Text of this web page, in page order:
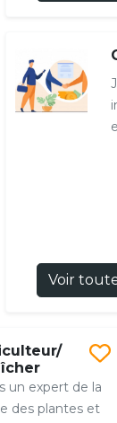
Voir
un expert de la
des plantes et